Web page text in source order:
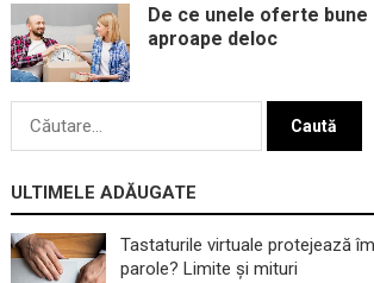
De ce unele oferte bune
aproape deloc
Caută
ULTIMELE ADĂUGATE
Tastaturile virtuale protejează
parole? Limite și mituri